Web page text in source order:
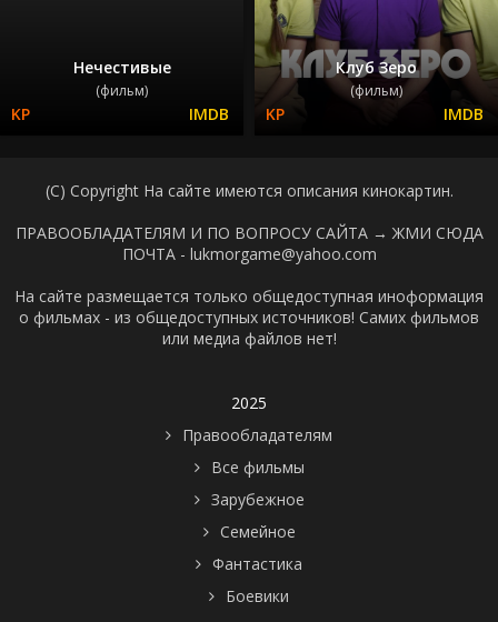
Нечестивые
(фильм)
Клуб Зеро
(фильм)
(C) Copyright На сайте имеются описания кинокартин.
ПРАВООБЛАДАТЕЛЯМ И ПО ВОПРОСУ САЙТА → ЖМИ СЮДА
ПОЧТА - lukmorgame@yahoo.com
На сайте размещается только общедоступная иноформация
о фильмах - из общедоступных источников! Самих фильмов
или медиа файлов нет!
2025
Правообладателям
Все фильмы
Зарубежное
Семейное
Фантастика
Боевики